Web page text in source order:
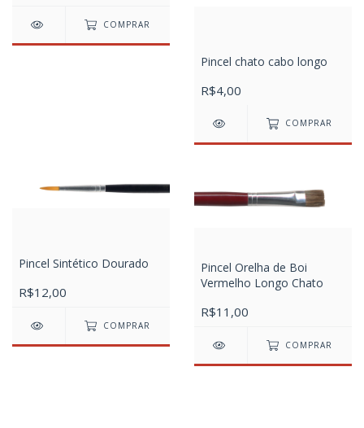
COMPRAR
Pincel chato cabo longo
R$4,00
COMPRAR
Pincel Sintético Dourado
R$12,00
COMPRAR
Pincel Orelha de Boi
Vermelho Longo Chato
R$11,00
COMPRAR